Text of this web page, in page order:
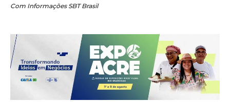
Com Informações SBT Brasil